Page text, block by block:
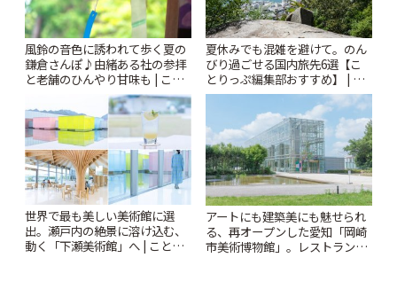
風鈴の音色に誘われて歩く夏の
鎌倉さんぽ♪由緒ある社の参拝
と老舗のひんやり甘味も | こと
夏休みでも混雑を避けて。のん
びり過ごせる国内旅先6選【こ
とりっぷ編集部おすすめ】 | こ
とりっぷ
世界で最も美しい美術館に選
出。瀬戸内の絶景に溶け込む、
動く「下瀬美術館」へ | ことり
アートにも建築美にも魅せられ
る、再オープンした愛知「岡崎
市美術博物館」。レストランや